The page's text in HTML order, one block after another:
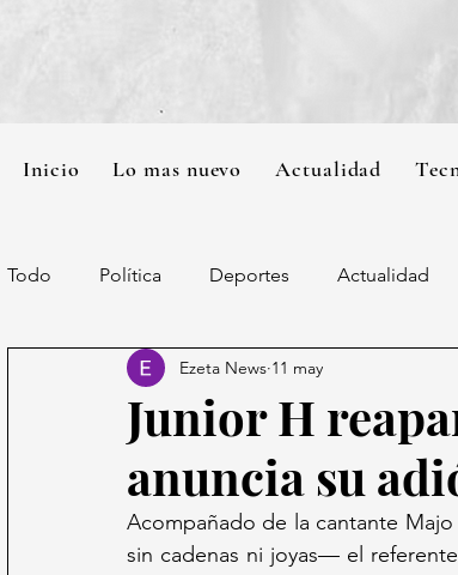
Inicio Lo mas nuevo Actualidad
Todo Política Deportes Actualidad
Junior H
anuncia su
Ezeta News 11 may
Acompañado de la cantante
sin cadenas ni joyas— el